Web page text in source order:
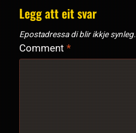
Legg att eit svar
Epostadressa di blir ikkje synleg.
Comment *